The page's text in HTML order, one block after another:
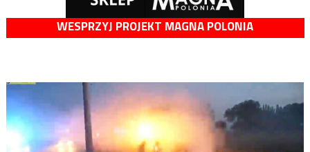
WESPRZYJ PROJEKT MAGNA POLONIA